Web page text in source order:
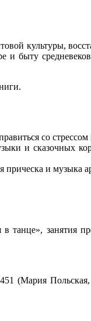
культуры,
и быту
со
и сказочных
и музыка
занятия
(Мария